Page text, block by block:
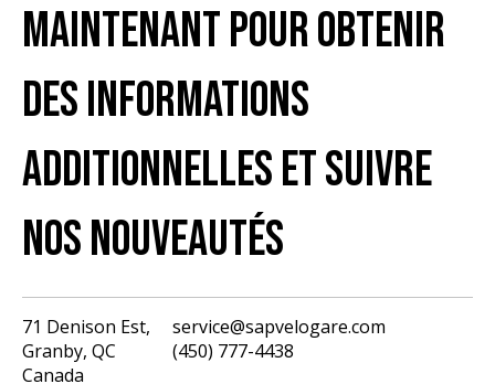
MAINTENANT POUR OBTENIR
DES INFORMATIONS
ADDITIONNELLES ET SUIVRE
NOS NOUVEAUTÉS
71 Denison Est,
Granby, QC
Canada
service@sapvelogare.com
(450) 777-4438
English